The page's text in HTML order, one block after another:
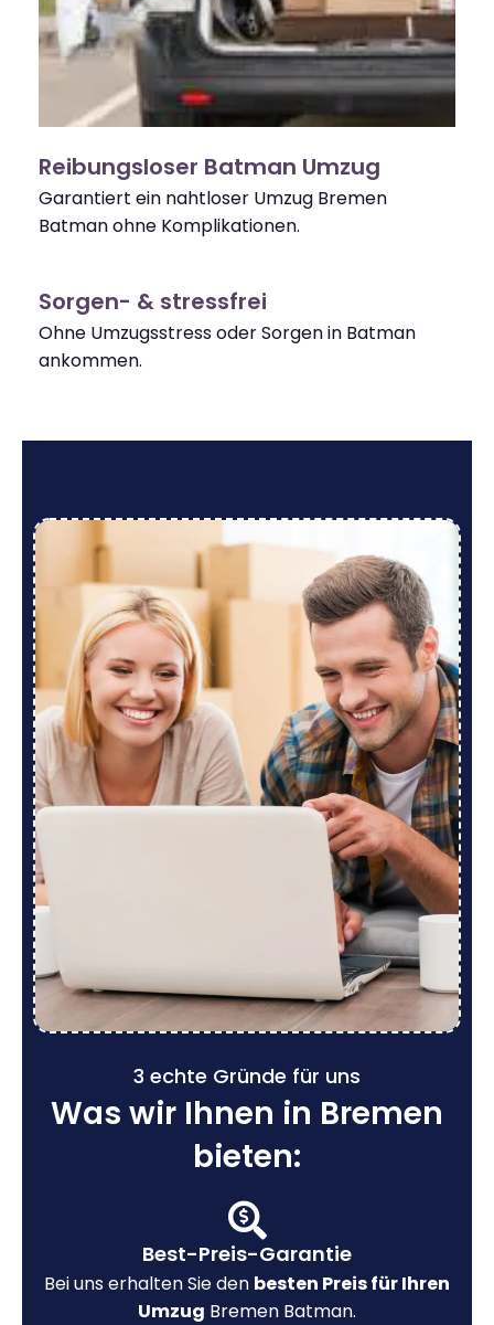
Reibungsloser Batman Umzug
Garantiert ein nahtloser Umzug Bremen
Batman ohne Komplikationen.
Sorgen- & stressfrei
Ohne Umzugsstress oder Sorgen in Batman
ankommen.
3 echte Gründe für uns
Was wir Ihnen in Bremen
bieten:
Best-Preis-Garantie
Bei uns erhalten Sie den besten Preis für Ihren
Umzug Bremen Batman.